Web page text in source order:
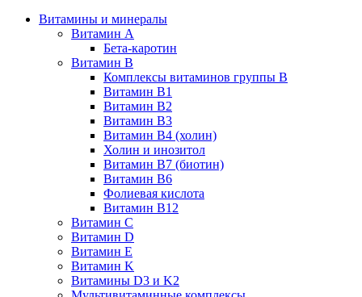
Витамины и минералы
Витамин A
Бета-каротин
Витамин B
Комплексы витаминов группы B
Витамин B1
Витамин B2
Витамин B3
Витамин B4 (холин)
Холин и инозитол
Витамин B7 (биотин)
Витамин B6
Фолиевая кислота
Витамин B12
Витамин C
Витамин D
Витамин E
Витамин K
Витамины D3 и K2